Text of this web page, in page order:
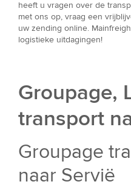
heeft u vragen over de
met ons op, vraag een
uw zending online.
logistieke uitdagingen!
Groupage,
transport
Groupage
naar Servië